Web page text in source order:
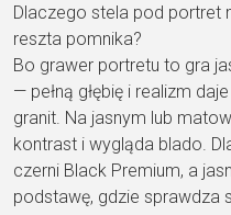
Dlaczego stela pod portret
reszta pomnika?
Bo grawer portretu to gra
— pełną głębię i realizm daje
granit. Na jasnym lub
kontrast i wygląda blado.
czerni Black Premium, a
podstawę, gdzie sprawdza